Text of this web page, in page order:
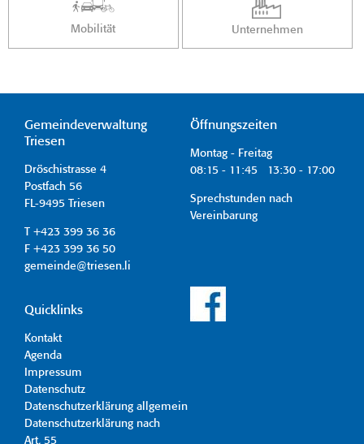
Mobilität Unternehmen
Gemeindeverwaltung
Triesen
Dröschistrasse 4
Postfach 56
FL-9495 Triesen
T +423 399 36 36
F +423 399 36 50
gemeinde@triesen.li
Öffnungszeiten
Montag - Freitag
08:15 - 11:45 13:30 - 17:00
Sprechstunden nach
Vereinbarung
Quicklinks
Kontakt
Agenda
Impressum
Datenschutz
Datenschutzerklärung allgemein
Datenschutzerklärung nach
Art. 55